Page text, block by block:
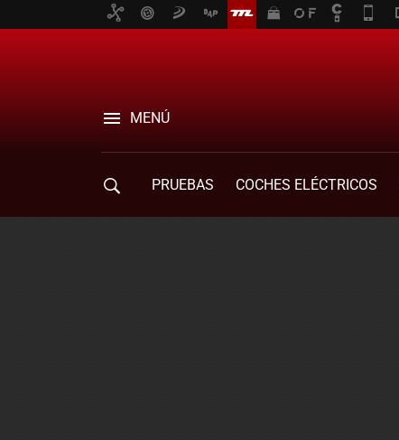
MENÚ
PRUEBAS COCHES ELÉCTRICOS